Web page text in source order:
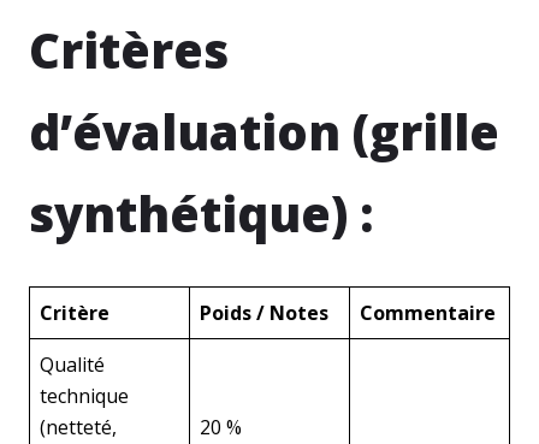
Critères
d’évaluation (grille
synthétique) :
Critère Poids / Notes
Commentaire
Qualité
technique
(netteté,
20 %